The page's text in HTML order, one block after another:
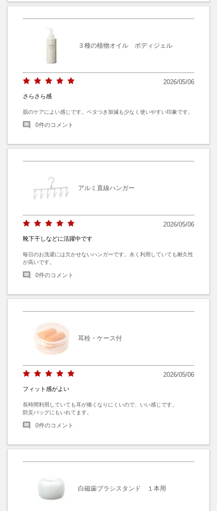
３種の植物オイル ボディジェル
2026/05/06
さらさら感
肌のケアによい感じです。ベタつき加減も少なく使いやすい印象です。
0件のコメント
アルミ直線ハンガー
2026/05/06
靴下干しなどに活躍中です
毎日のお洗濯には欠かせないハンガーです。永く利用していても耐久性
が高いです。
0件のコメント
耳栓・ケース付
2026/05/06
フィット感がよい
長時間利用していても耳が痛くなりにくいので、いい感じです。
防災バッグにもいれてます。
0件のコメント
白磁歯ブラシスタンド １本用